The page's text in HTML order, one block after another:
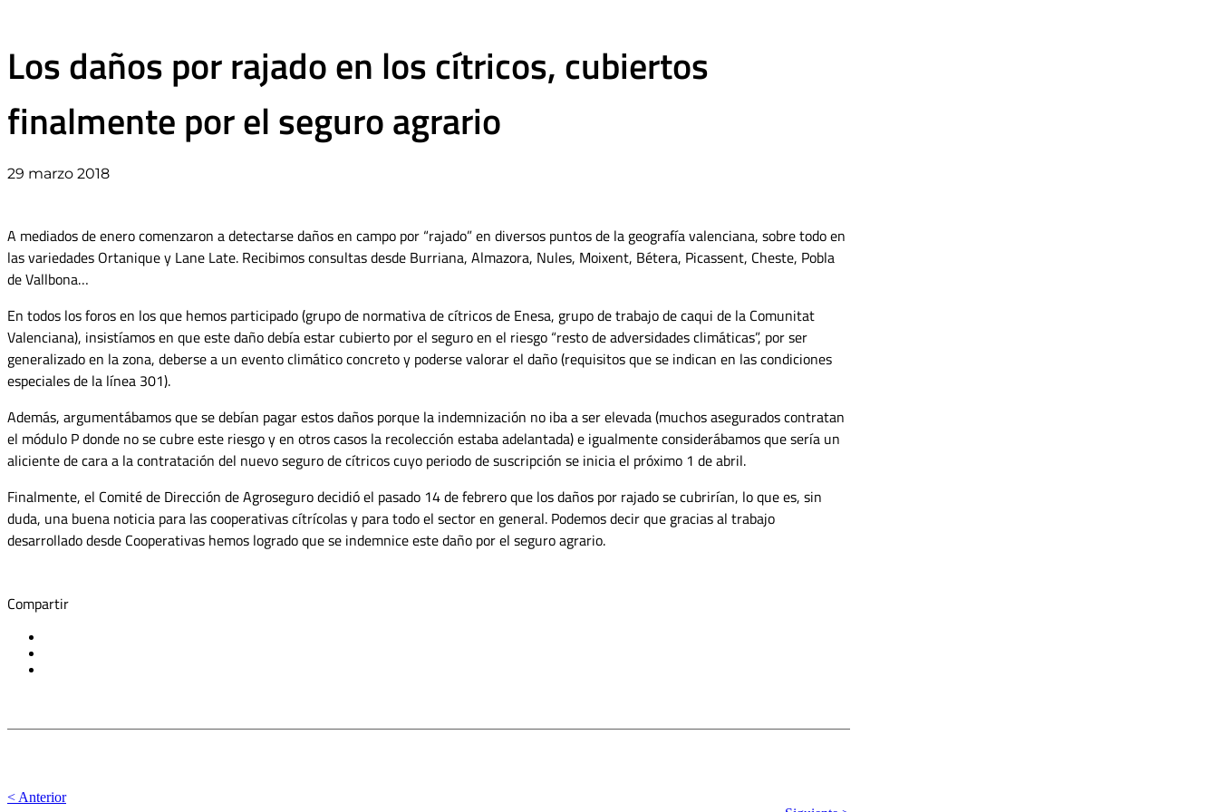
Los daños por rajado en los cítricos, cubiertos
finalmente por el seguro agrario
29 marzo 2018
A mediados de enero comenzaron a detectarse daños en campo por “rajado” en diversos puntos de la geografía valenciana, sobre todo en
las variedades Ortanique y Lane Late. Recibimos consultas desde Burriana, Almazora, Nules, Moixent, Bétera, Picassent, Cheste, Pobla
de Vallbona…
En todos los foros en los que hemos participado (grupo de normativa de cítricos de Enesa, grupo de trabajo de caqui de la Comunitat
Valenciana), insistíamos en que este daño debía estar cubierto por el seguro en el riesgo “resto de adversidades climáticas”, por ser
generalizado en la zona, deberse a un evento climático concreto y poderse valorar el daño (requisitos que se indican en las condiciones
especiales de la línea 301).
Además, argumentábamos que se debían pagar estos daños porque la indemnización no iba a ser elevada (muchos asegurados contratan
el módulo P donde no se cubre este riesgo y en otros casos la recolección estaba adelantada) e igualmente considerábamos que sería un
aliciente de cara a la contratación del nuevo seguro de cítricos cuyo periodo de suscripción se inicia el próximo 1 de abril.
Finalmente, el Comité de Dirección de Agroseguro decidió el pasado 14 de febrero que los daños por rajado se cubrirían, lo que es, sin
duda, una buena noticia para las cooperativas cítrícolas y para todo el sector en general. Podemos decir que gracias al trabajo
desarrollado desde Cooperativas hemos logrado que se indemnice este daño por el seguro agrario.
Compartir
< Anterior